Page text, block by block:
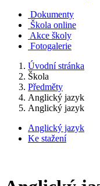
Dokumenty
Škola online
Akce školy
Fotogalerie
Úvodní stránka
Škola
Předměty
Anglický jazyk
Anglický jazyk
Anglický jazyk
Ke stažení